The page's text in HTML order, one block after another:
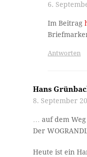
6.
Im Beitrag
Antworten
Hans
8. September
… auf dem
Der
Heute ist ein